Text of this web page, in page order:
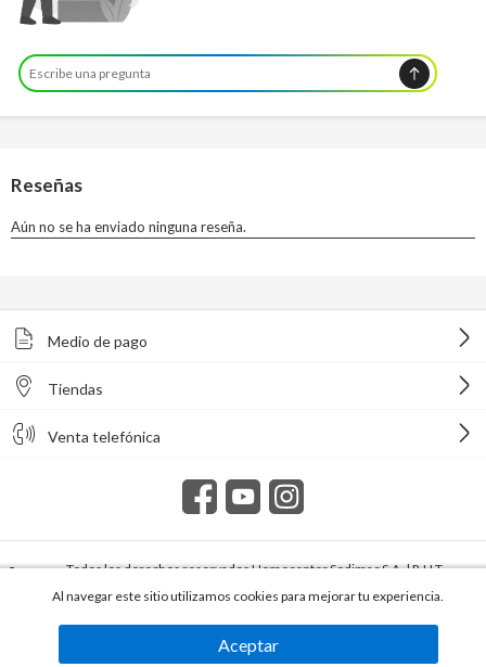
Medio de pago
Tiendas
Venta telefónica
Todos los derechos reservados Homecenter Sodimac S.A. | R.U.T.
Al navegar este sitio utilizamos cookies para mejorar tu experiencia.
Aceptar